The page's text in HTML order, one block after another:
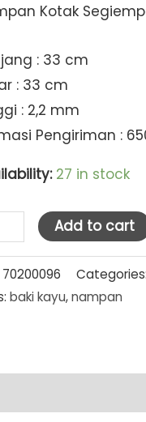
Kotak
: 33 cm
: 33 cm
: 2,2 mm
Pengiriman :
27 in stock
Add to cart
70200096 Categories:
baki kayu,nampan